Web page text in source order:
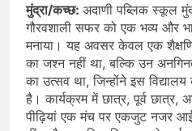
मुंद्रा/कच्छ: अदाणी पब्लिक स्कूल
गौरवशाली सफर को एक भव्य और
मनाया। यह अवसर केवल एक
का जश्न नहीं था, बल्कि उन
का उत्सव था, जिन्होंने इस
है। कार्यक्रम में छात्र, पूर्व
पीढ़ियां एक मंच पर एकजुट नजर